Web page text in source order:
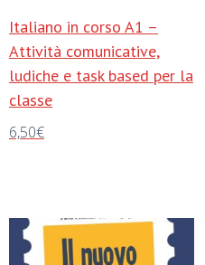
Italiano in corso A1 –
Attività comunicative,
ludiche e task based per la
classe
6,50€